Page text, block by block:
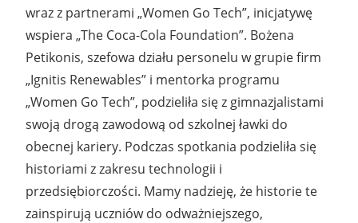
wraz z partnerami „Women Go Tech”, inicjatywę
wspiera „The Coca-Cola Foundation”. Bożena
Petikonis, szefowa działu personelu w grupie firm
„Ignitis Renewables” i mentorka programu
„Women Go Tech”, podzieliła się z gimnazjalistami
swoją drogą zawodową od szkolnej ławki do
obecnej kariery. Podczas spotkania podzieliła się
historiami z zakresu technologii i
przedsiębiorczości. Mamy nadzieję, że historie te
zainspirują uczniów do odważniejszego,